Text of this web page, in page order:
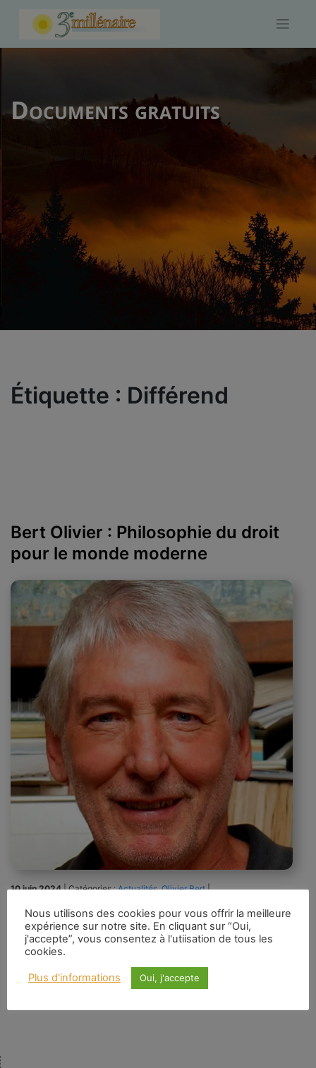
Documents gratuits
Étiquette : Différend
Bert Olivier : Philosophie du droit
pour le monde moderne
10 juin 2024|Catégories :Actualités,Olivier Bert|
François Lyotard
Traduction libre 29 mai 2024 Le philosophe français Jean-François
Lyotard, qui a apporté des idées philosophiques importantes dans diverses
initialement en 1983), comme son œuvre la plus importante, et ce à juste
titre. C’est un texte solidement argumenté qui décrit les conditions dans
Nous utilisons des cookies pour vous offrir la meilleure
expérience sur notre site. En cliquant sur “Oui,
j'accepte”, vous consentez à l'utiisation de tous les
cookies.
Plus d'informations Oui, j'accepte